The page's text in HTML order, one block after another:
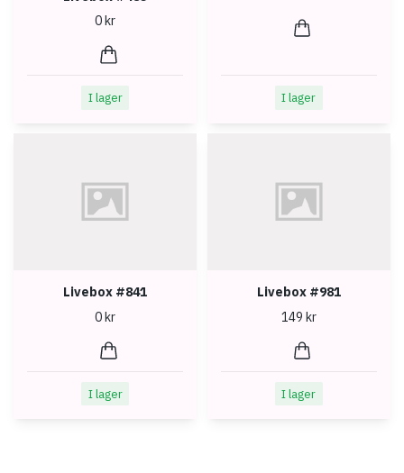
0 kr
I lager I lager
Livebox #841
0 kr
I lager
Livebox #981
149 kr
I lager